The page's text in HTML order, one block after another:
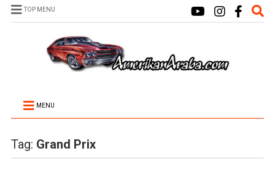
TOP MENU
MENU
Tag: Grand Prix